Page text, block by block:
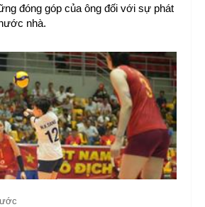
đóng góp của ông đối với sự phát
nhà.